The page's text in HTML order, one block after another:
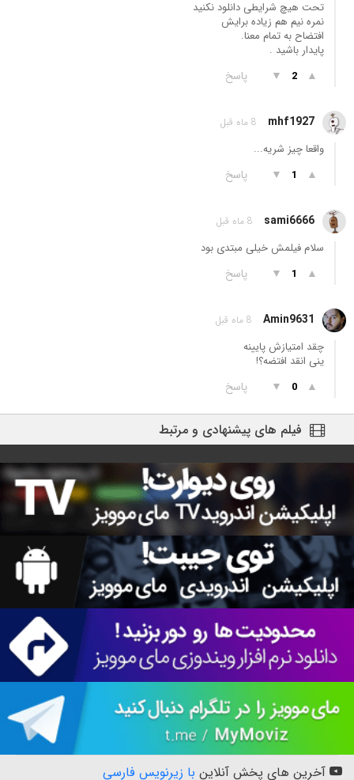
تحت هیچ شرایطی دانلود نکنید
نمره نیم هم زیاده برایش
افتضاح به تمام معنا.
پایدار باشید .
▲
2
▼ پاسخ
mhf1927 8 ماه قبل
واقعا چیز شریه...
▲
1
▼ پاسخ
sami6666 8 ماه قبل
سلام فیلمش خیلی مبتدی بود
▲
1
▼ پاسخ
Amin9631 8 ماه قبل
چقد امتیازش پایینه
ینی انقد افتضه؟!
▲
0
▼ پاسخ
فیلم های پیشنهادی و مرتبط
آخرین های پخش آنلاین با زیرنویس فارسی